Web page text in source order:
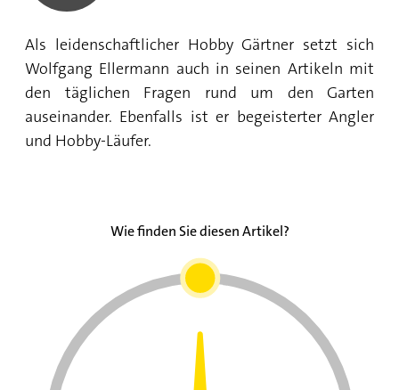
Als leidenschaftlicher Hobby Gärtner setzt sich
Wolfgang Ellermann auch in seinen Artikeln mit
den täglichen Fragen rund um den Garten
auseinander. Ebenfalls ist er begeisterter Angler
und Hobby-Läufer.
Wie finden Sie diesen Artikel?